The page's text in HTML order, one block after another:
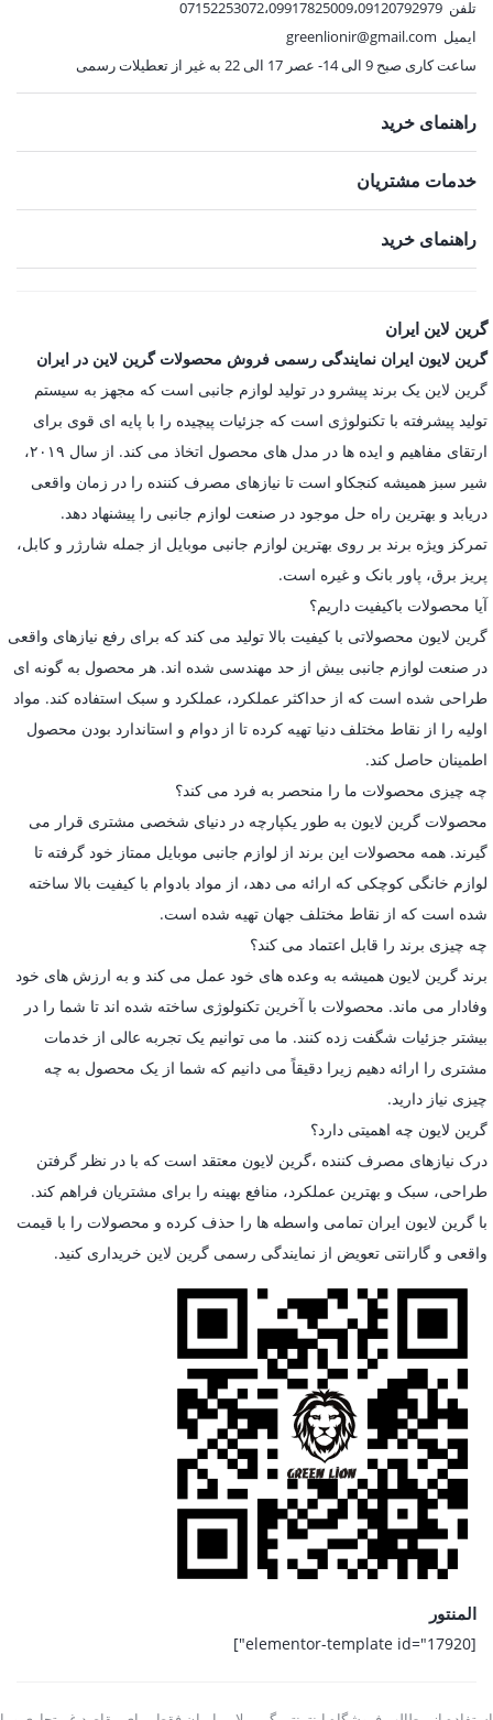
تلفن 07152253072،09917825009،09120792979
ایمیل greenlionir@gmail.com
ساعت کاری صبح 9 الی 14- عصر 17 الی 22 به غیر از تعطیلات رسمی
راهنمای خرید
خدمات مشتریان
راهنمای خرید
گرین لاین ایران
گرین لایون ایران نمایندگی رسمی فروش محصولات گرین لاین در ایران
گرین لاین یک برند پیشرو در تولید لوازم جانبی است که مجهز به سیستم
تولید پیشرفته با تکنولوژی است که جزئیات پیچیده را با پایه ای قوی برای
ارتقای مفاهیم و ایده ها در مدل های محصول اتخاذ می کند. از سال ۲۰۱۹،
شیر سبز همیشه کنجکاو است تا نیازهای مصرف کننده را در زمان واقعی
دریابد و بهترین راه حل موجود در صنعت لوازم جانبی را پیشنهاد دهد.
تمرکز ویژه برند بر روی بهترین لوازم جانبی موبایل از جمله شارژر و کابل،
پریز برق، پاور بانک و غیره است.
آیا محصولات باکیفیت داریم؟
گرین لایون محصولاتی با کیفیت بالا تولید می کند که برای رفع نیازهای واقعی
در صنعت لوازم جانبی بیش از حد مهندسی شده اند. هر محصول به گونه ای
طراحی شده است که از حداکثر عملکرد، عملکرد و سبک استفاده کند. مواد
اولیه را از نقاط مختلف دنیا تهیه کرده تا از دوام و استاندارد بودن محصول
اطمینان حاصل کند.
چه چیزی محصولات ما را منحصر به فرد می کند؟
محصولات گرین لایون به طور یکپارچه در دنیای شخصی مشتری قرار می
گیرند. همه محصولات این برند از لوازم جانبی موبایل ممتاز خود گرفته تا
لوازم خانگی کوچکی که ارائه می دهد، از مواد بادوام با کیفیت بالا ساخته
شده است که از نقاط مختلف جهان تهیه شده است.
چه چیزی برند را قابل اعتماد می کند؟
برند گرین لایون همیشه به وعده های خود عمل می کند و به ارزش های خود
وفادار می ماند. محصولات با آخرین تکنولوژی ساخته شده اند تا شما را در
بیشتر جزئیات شگفت زده کنند. ما می توانیم یک تجربه عالی از خدمات
مشتری را ارائه دهیم زیرا دقیقاً می دانیم که شما از یک محصول به چه
چیزی نیاز دارید.
گرین لایون چه اهمیتی دارد؟
درک نیازهای مصرف کننده ،گرین لایون معتقد است که با در نظر گرفتن
طراحی، سبک و بهترین عملکرد، منافع بهینه را برای مشتریان فراهم کند.
با گرین لایون ایران تمامی واسطه ها را حذف کرده و محصولات را با قیمت
واقعی و گارانتی تعویض از نمایندگی رسمی گرین لاین خریداری کنید.
المنتور
[elementor-template id="17920"]